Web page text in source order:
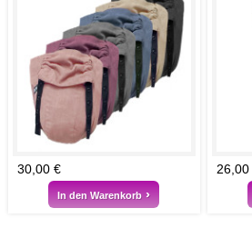
30,00 €
In den Warenkorb
26,00